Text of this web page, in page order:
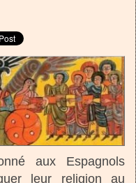
aux Espagnols
leur religion au